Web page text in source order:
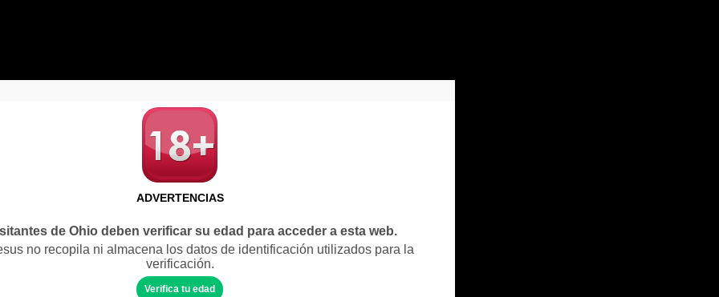
ADVERTENCIAS
de Ohio deben verificar su edad para acceder a esta web.
no recopila ni almacena los datos de identificación utilizados para la
verificación.
Verifica tu edad